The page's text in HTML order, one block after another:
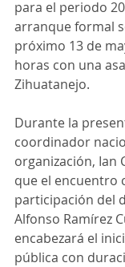
para el periodo
arranque formal
próximo 13 de
horas con una
Zihuatanejo.
Durante la
coordinador
organización, Ian
que el encuentro
participación del
Alfonso Ramírez
encabezará el
pública con